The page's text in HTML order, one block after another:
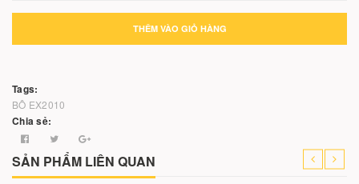
THÊM VÀO GIỎ HÀNG
Tags:
BÔ EX2010
Chia sẻ:
SẢN PHẨM LIÊN QUAN